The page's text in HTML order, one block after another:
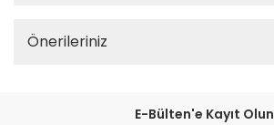
Önerileriniz
E-Bülten'e Kayıt Olun